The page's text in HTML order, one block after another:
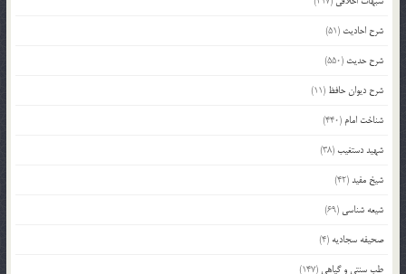
شرح احادیث (51)
شرح حدیث (550)
شرح دیوان حافظ (11)
شناخت امام (440)
شهید دستغیب(38)
شیخ مفید(42)
شیعه شناسی (69)
صحیفه سجادیه (4)
طب سنتی و گیاهی (147)